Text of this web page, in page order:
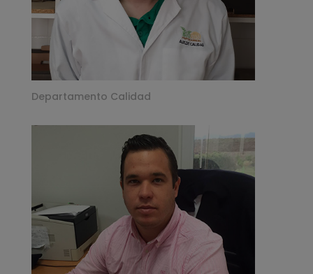
Departamento Calidad